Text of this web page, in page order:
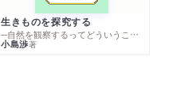
生きものを探究する
─自然を観察するってどういうこと？
小島渉著